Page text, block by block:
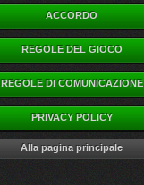
ACCORDO
REGOLE DEL GIOCO
REGOLE DI COMUNICAZIONE
PRIVACY POLICY
Alla pagina principale